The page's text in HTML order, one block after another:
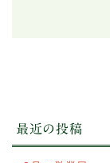
最近の投稿